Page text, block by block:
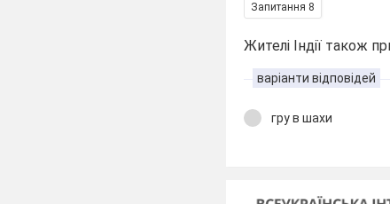
Запитання 8
Жителі Індії також
варіанти відповідей
гру в шахи